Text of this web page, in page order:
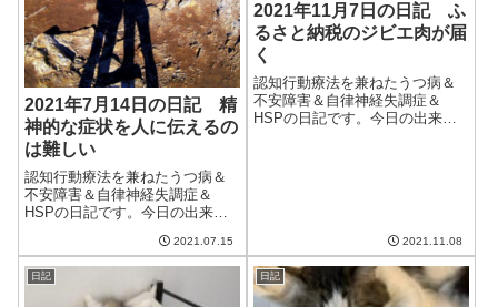
2021年7月14日の日記 精
神的な症状を人に伝えるの
は難しい
認知行動療法を兼ねたうつ病＆
不安障害＆自律神経失調症＆
HSPの日記です。今日の出来事
たりの天気。相変わらずの不安
定な天気で、雨雲レーダーを見
るといくつも大雨の雲が存在し
ている。金曜日以降は天気の不
2021.07.15
2021年11月7日の日記 ふ
るさと納税のジビエ肉が届
く
認知行動療法を兼ねたうつ病＆
不安障害＆自律神経失調症＆
HSPの日記です。今日の出来事
2021.11.08
日記 日記